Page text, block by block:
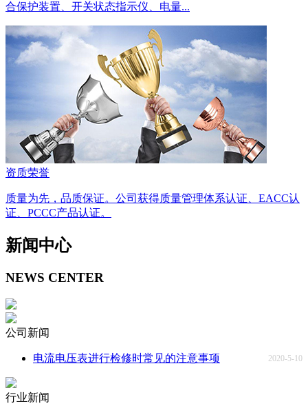
合保护装置、开关状态指示仪、电量...
资质荣誉
质量为先，品质保证。公司获得质量管理体系认证、EACC认
证、PCCC产品认证。
新闻中心
NEWS CENTER
公司新闻
电流电压表进行检修时常见的注意事项 2020-5-10
行业新闻